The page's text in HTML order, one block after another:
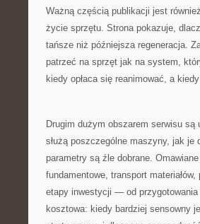
Ważną częścią publikacji jest
życie sprzętu. Strona pokazuje,
tańsze niż późniejsza regeneracja.
patrzeć na sprzęt jak na system,
kiedy opłaca się reanimować, a
Drugim dużym obszarem serwisu
służą poszczególne maszyny, jak
parametry są źle dobrane.
fundamentowe, transport
etapy inwestycji — od
kosztowa: kiedy bardziej sensowny